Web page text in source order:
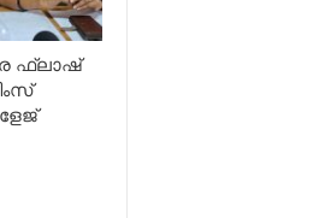
ഫ്ലാഷ്